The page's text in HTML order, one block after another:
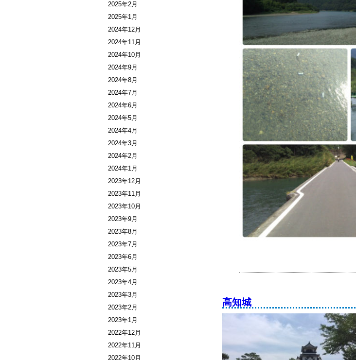
高知城
2025年2月
2025年1月
2024年12月
2024年11月
2024年10月
2024年9月
2024年8月
2024年7月
2024年6月
2024年5月
2024年4月
2024年3月
2024年2月
2024年1月
2023年12月
2023年11月
2023年10月
2023年9月
2023年8月
2023年7月
2023年6月
2023年5月
2023年4月
2023年3月
2023年2月
2023年1月
2022年12月
2022年11月
2022年10月